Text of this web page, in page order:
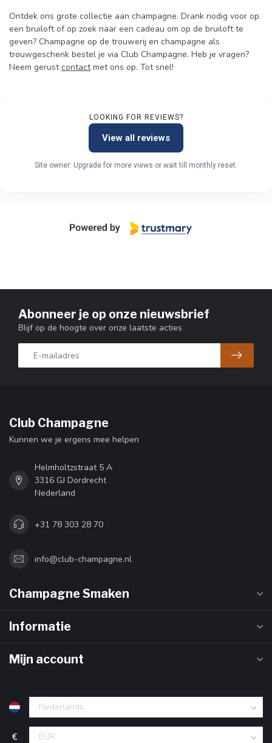
Ontdek ons grote collectie aan champagne. Drank nodig voor op
een bruiloft of op zoek naar een cadeau om op de bruiloft te
geven? Champagne op de trouwerij en champagne als
trouwgeschenk bestel je via Club Champagne. Heb je vragen?
Neem gerustcontactmet ons op. Tot snel!
LOOKING FOR REVIEWS?
View all reviews
Site owner: Upgrade for more views or wait till monthly reset.
Abonneer je op onze nieuwsbrief
Blijf op de hoogte over onze laatste acties
Club Champagne
Kunnen we je ergens mee helpen
Helmholtzstraat 5 A
3316 GJ Dordrecht
Nederland
+31 78 303 28 70
info@club-champagne.nl
Champagne Smaken
Informatie
Mijn account
€